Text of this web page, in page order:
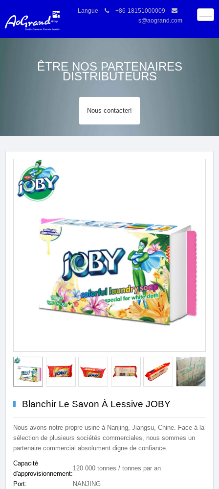
Langue
+86-18151000009
s@aogrand.com
ÊTRE NOS PARTENAIRES
DISTRIBUTEURS
Nous contacter!
Blanchir Le Savon À Lessive JOBY
Nous avons notre propre usine à Nanjing, Jiangsu, Chine. Face à la
sélection de plusieurs sociétés commerciales, nous sommes un
partenaire commercial absolument digne de confiance.
Capacité
d'approvisionnement:
120 000 tonnes / tonnes par an
Port: NANJING